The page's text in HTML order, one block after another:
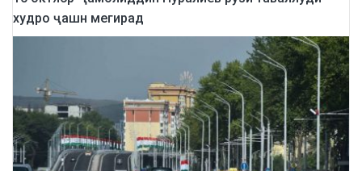
худро ҷашн мегирад